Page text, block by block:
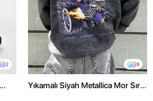
2 9
Yıkamalı Siyah Metallica Mor Sırt